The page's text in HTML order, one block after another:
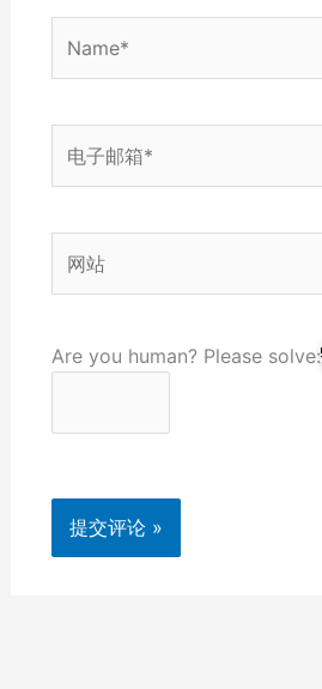
子
箱
站
Are you human? Please solve: